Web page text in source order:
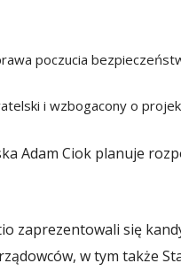
poczucia
i wzbogacony o
Adam Ciok planuje
zaprezentowali się
w tym także